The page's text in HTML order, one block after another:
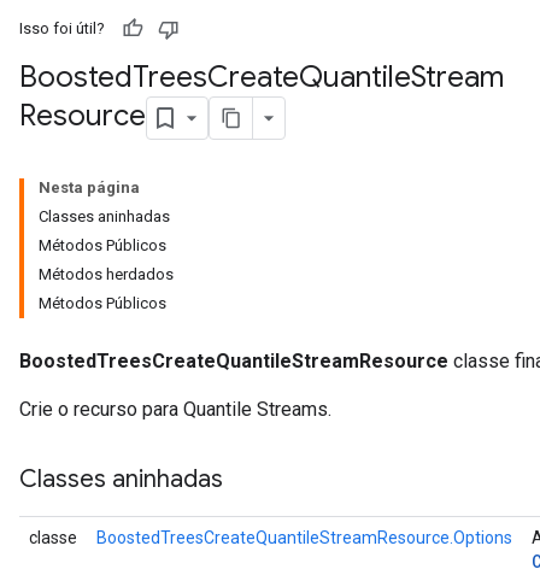
Isso foi útil?
BoostedTreesCreateQuantileStream
Resource
Nesta página
Classes aninhadas
Métodos Públicos
Métodos herdados
Métodos Públicos
BoostedTreesCreateQuantileStreamResource classe
Crie o recurso para Quantile Streams.
Classes aninhadas
classe BoostedTreesCreateQuantileStreamResource.Options